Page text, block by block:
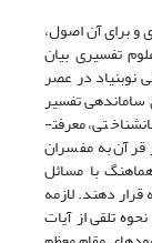
و برای آن اصول،
تفسیری بیان
نوبنیاد در عصر
تفسیر
سیاسی، مفسران بر پایه مبانی هستی­شناختی، انسان­شناختی، معرفت­
قرآن به مفسران
با مسائل
دهند. لازمه
تلقی از آیات